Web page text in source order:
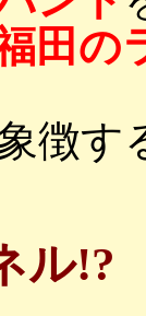
田の
徴す
ル!?